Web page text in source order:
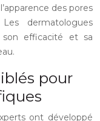
des pores
dermatologues
son efficacité et sa
pour
ont développé